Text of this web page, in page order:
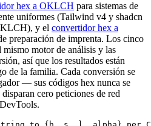
hex a OKLCH para sistemas de
uniformes (Tailwind v4 y shadcn
y el convertidor hex a
preparación de imprenta. Los cinco
motor de análisis y las
así que los resultados están
de la familia. Cada conversión se
— sus códigos hex nunca se
cero peticiones de red